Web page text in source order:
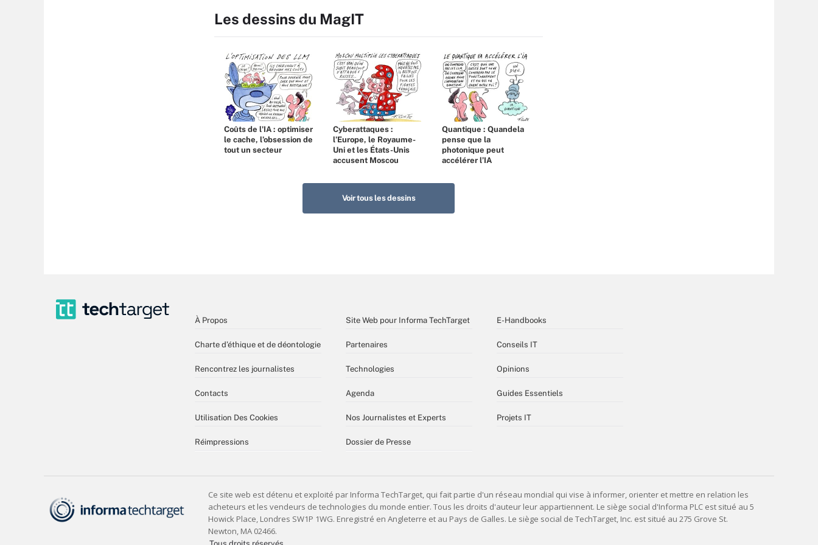
Les dessins du MagIT
Coûts de l'IA : optimiser
le cache, l’obsession de
tout un secteur
Cyberattaques :
l’Europe, le Royaume-
Uni et les États-Unis
accusent Moscou
Quantique : Quandela
pense que la
photonique peut
accélérer l’IA
Voir tous les dessins
À Propos
Charte d’éthique et de déontologie
Rencontrez les journalistes
Contacts
Utilisation Des Cookies
Réimpressions
Site Web pour Informa TechTarget
Partenaires
Technologies
Agenda
Nos Journalistes et Experts
Dossier de Presse
E-Handbooks
Conseils IT
Opinions
Guides Essentiels
Projets IT